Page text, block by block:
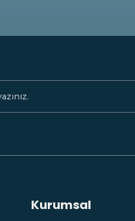
Kurumsal